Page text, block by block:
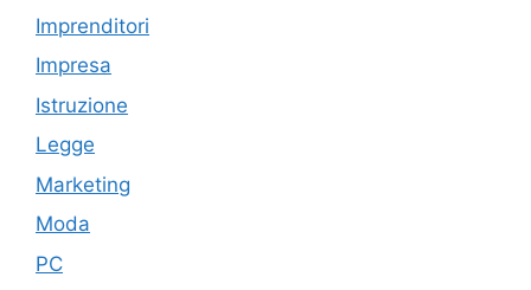
Imprenditori
Impresa
Istruzione
Legge
Marketing
Moda
PC